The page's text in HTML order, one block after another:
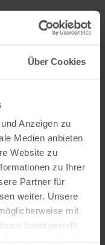
Über Cookies
Anzeigen zu
Medien anbieten
Website zu
zu Ihrer
Partner für
weiter. Unsere
mit
bereitgestellt
INTERACTIVE MAP
my
Open filter